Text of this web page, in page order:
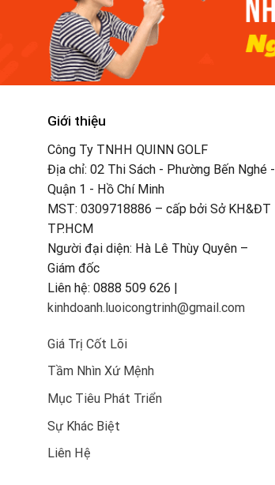
Giới thiệu
Công Ty TNHH QUINN GOLF
Địa chỉ: 02 Thi Sách - Phường Bến Nghé -
Quận 1 - Hồ Chí Minh
MST: 0309718886 – cấp bởi Sở KH&ĐT
TP.HCM
Người đại diện: Hà Lê Thùy Quyên –
Giám đốc
Liên hệ: 0888 509 626 |
kinhdoanh.luoicongtrinh@gmail.com
Giá Trị Cốt Lõi
Tầm Nhìn Xứ Mệnh
Mục Tiêu Phát Triển
Sự Khác Biệt
Liên Hệ